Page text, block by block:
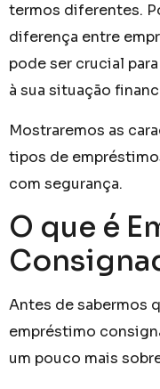
termos diferentes.
diferença entre
pode ser crucial
à sua situação
Mostraremos as
tipos de
com segurança.
O que é
Antes de sabermos
empréstimo
um pouco mais